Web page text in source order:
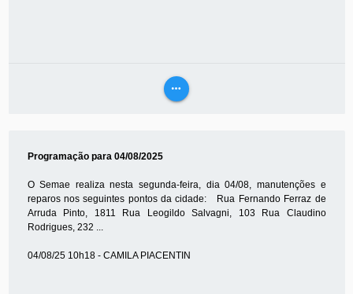
more_horiz
Programação para 04/08/2025
O Semae realiza nesta segunda-feira, dia 04/08, manutenções e
reparos nos seguintes pontos da cidade: Rua Fernando Ferraz de
Arruda Pinto, 1811 Rua Leogildo Salvagni, 103 Rua Claudino
Rodrigues, 232 ...
04/08/25 10h18 - CAMILA PIACENTIN